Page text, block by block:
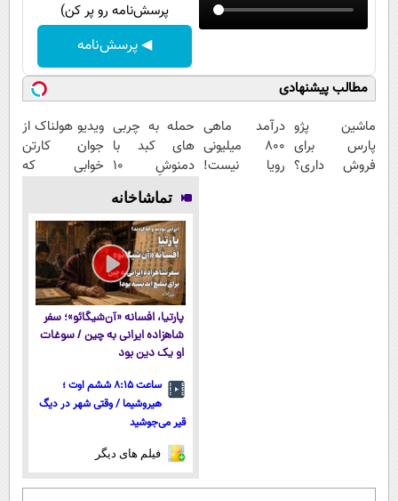
پرسش‌نامه رو پر کن)
◀ پرسش‌نامه
مطالب پیشنهادی
ماشین پژو
پارس برای
فروش داری؟
درآمد ماهی
800 میلیونی
رویا نیست!
حمله به چربی
های کبد با
دمنوشِ 10
گیاه(تخفیف تا
امشب)
ویدیو هولناک از
جوان کارتن
خوابی که
تماشاخانه
پارتیا، افسانه «آن‌شیگائو»؛ سفر
شاهزاده ایرانی به چین / سوغات
او یک دین بود
ساعت ۸:۱۵ ششم اوت ؛
هیروشیما / وقتی شهر در دیگ
قیر می‌جوشید
فیلم های دیگر